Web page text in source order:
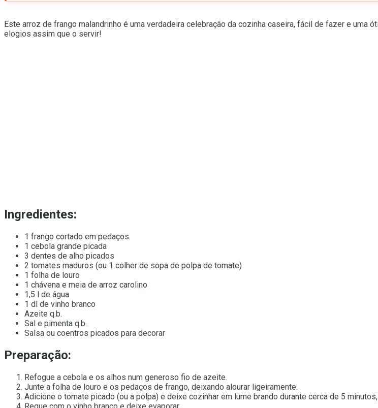
Este arroz de frango malandrinho é uma verdadeira celebração da cozinha caseira, fácil de fazer e uma
elogios assim que o servir!
Ingredientes:
1 frango cortado em pedaços
1 cebola grande picada
3 dentes de alho picados
2 tomates maduros (ou 1 colher de sopa de polpa de tomate)
1 folha de louro
1 chávena e meia de arroz carolino
1,5 l de água
1 dl de vinho branco
Azeite q.b.
Sal e pimenta q.b.
Salsa ou coentros picados para decorar
Preparação:
Refogue a cebola e os alhos num generoso fio de azeite.
Junte a folha de louro e os pedaços de frango, deixando alourar ligeiramente.
Adicione o tomate picado (ou a polpa) e deixe cozinhar em lume brando durante cerca de 5